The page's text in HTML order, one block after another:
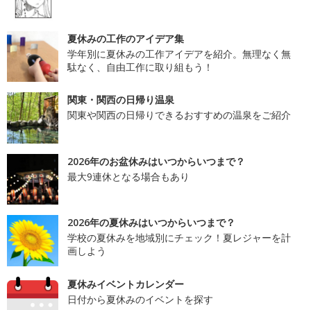
夏休みの工作のアイデア集
学年別に夏休みの工作アイデアを紹介。無理なく無
駄なく、自由工作に取り組もう！
関東・関西の日帰り温泉
関東や関西の日帰りできるおすすめの温泉をご紹介
2026年のお盆休みはいつからいつまで？
最大9連休となる場合もあり
2026年の夏休みはいつからいつまで？
学校の夏休みを地域別にチェック！夏レジャーを計
画しよう
夏休みイベントカレンダー
日付から夏休みのイベントを探す